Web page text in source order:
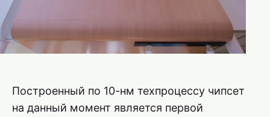
Построенный по 10-нм техпроцессу чипсет
на данный момент является первой